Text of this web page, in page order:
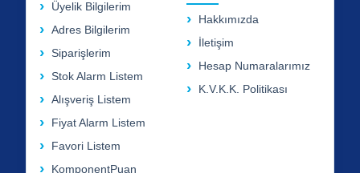
Üyelik Bilgilerim
Adres Bilgilerim
Siparişlerim
Stok Alarm Listem
Alışveriş Listem
Fiyat Alarm Listem
Favori Listem
KomponentPuan
Hakkımızda
İletişim
Hesap Numaralarımız
K.V.K.K. Politikası